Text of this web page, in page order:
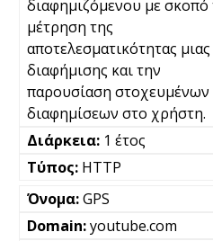
διαφημιζόμενου με σκοπό
μέτρηση της
αποτελεσματικότητας μιας
διαφήμισης και την
παρουσίαση στοχευμένων
διαφημίσεων στο χρήστη.
1 έτος
HTTP
GPS
youtube.com